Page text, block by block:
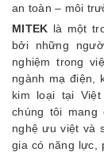
an toàn – môi
MITEK là một
bởi những
nghiệm trong
ngành mạ điện,
kim loại tại Việt
chúng tôi mang
nghệ ưu việt và
gia có năng lực,